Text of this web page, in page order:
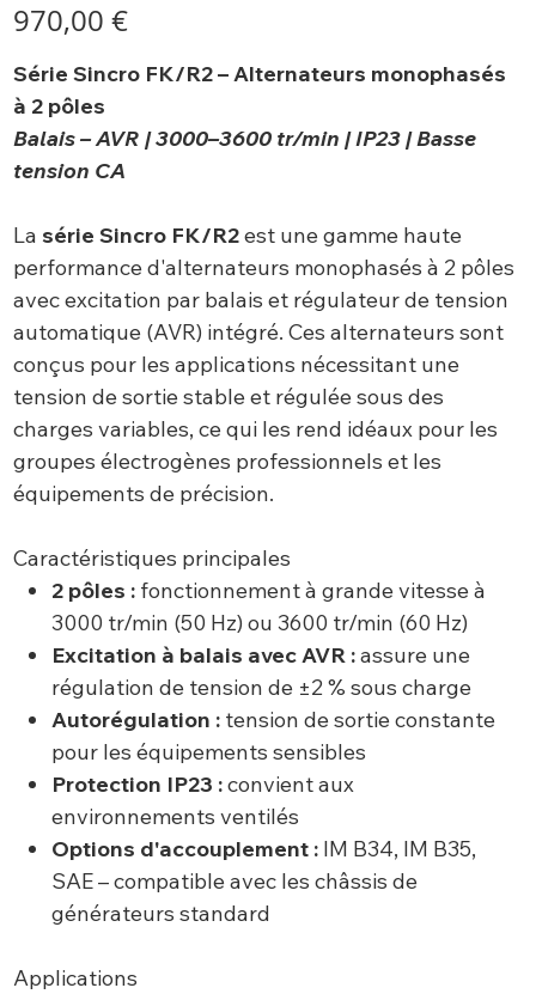
970,00 €
Série Sincro FK/R2 – Alternateurs monophasés
à 2 pôles
Balais – AVR | 3000–3600 tr/min | IP23 | Basse
tension CA
La série Sincro FK/R2est une gamme haute
performance d'alternateurs monophasés à 2 pôles
avec excitation par balais et régulateur de tension
automatique (AVR) intégré. Ces alternateurs sont
conçus pour les applications nécessitant une
tension de sortie stable et régulée sous des
charges variables, ce qui les rend idéaux pour les
groupes électrogènes professionnels et les
équipements de précision.
Caractéristiques principales
2 pôles : fonctionnement à grande vitesse à
3000 tr/min (50 Hz) ou 3600 tr/min (60 Hz)
Excitation à balais avec AVR :assure une
régulation de tension de ±2 % sous charge
Autorégulation : tension de sortie constante
pour les équipements sensibles
Protection IP23 :convient aux
environnements ventilés
Options d'accouplement : IM B34, IM B35,
SAE – compatible avec les châssis de
générateurs standard
Applications